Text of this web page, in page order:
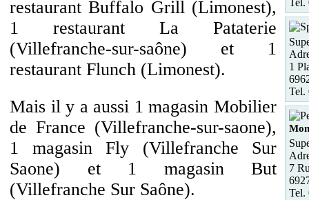
restaurant Buffalo Grill (Limonest),
1 restaurant La Pataterie
(Villefranche-sur-saône) et 1
restaurant Flunch (Limonest).
Mais il y a aussi 1 magasin Mobilier
de France (Villefranche-sur-saone),
1 magasin Fly (Villefranche Sur
Saone) et 1 magasin But
(Villefranche Sur Saône).
1
Tel.
7
Tel.